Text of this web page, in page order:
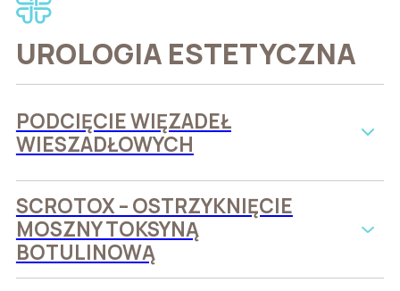
UROLOGIA ESTETYCZNA
PODCIĘCIE WIĘZADEŁ
WIESZADŁOWYCH
SCROTOX – OSTRZYKNIĘCIE
MOSZNY TOKSYNĄ
BOTULINOWĄ